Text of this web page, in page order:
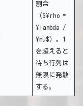
割合
（$\rho =
\lambda /
\mu$）。1
を超えると
待ち行列は
無限に発散
する。